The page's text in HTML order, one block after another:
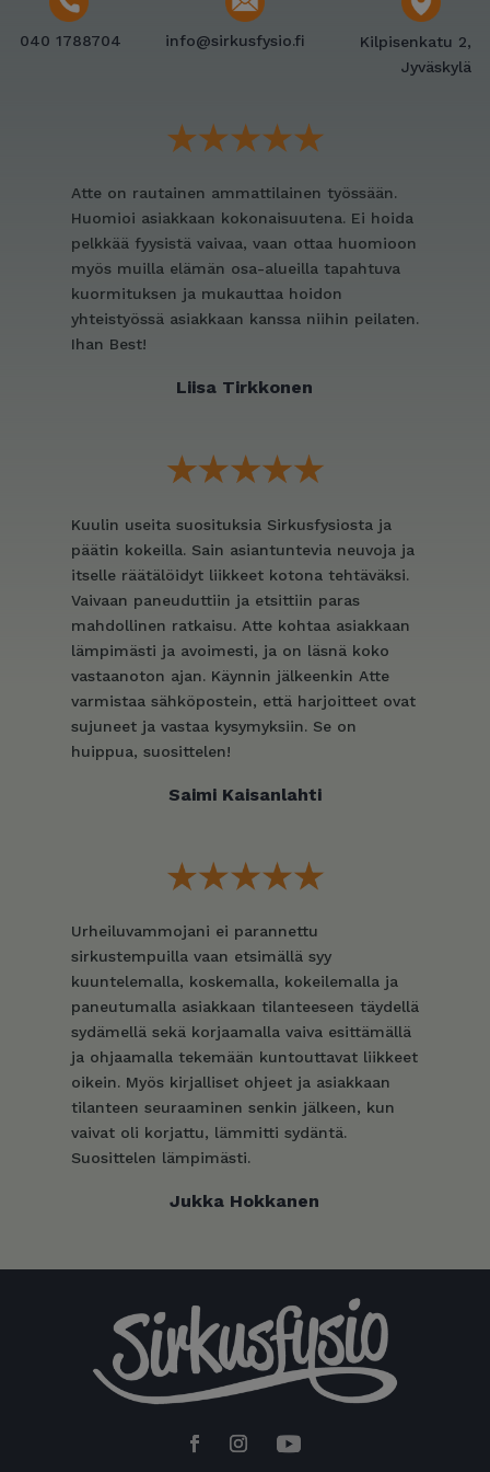
040 1788704 info@sirkusfysio.fi
Kilpisenkatu 2,
Jyväskylä
Atte on rautainen ammattilainen työssään.
Huomioi asiakkaan kokonaisuutena. Ei hoida
pelkkää fyysistä vaivaa, vaan ottaa huomioon
myös muilla elämän osa-alueilla tapahtuva
kuormituksen ja mukauttaa hoidon
yhteistyössä asiakkaan kanssa niihin peilaten.
Ihan Best!
Liisa Tirkkonen
Kuulin useita suosituksia Sirkusfysiosta ja
päätin kokeilla. Sain asiantuntevia neuvoja ja
itselle räätälöidyt liikkeet kotona tehtäväksi.
Vaivaan paneuduttiin ja etsittiin paras
mahdollinen ratkaisu. Atte kohtaa asiakkaan
lämpimästi ja avoimesti, ja on läsnä koko
vastaanoton ajan. Käynnin jälkeenkin Atte
varmistaa sähköpostein, että harjoitteet ovat
sujuneet ja vastaa kysymyksiin. Se on
huippua, suosittelen!
Saimi Kaisanlahti
Urheiluvammojani ei parannettu
sirkustempuilla vaan etsimällä syy
kuuntelemalla, koskemalla, kokeilemalla ja
paneutumalla asiakkaan tilanteeseen täydellä
sydämellä sekä korjaamalla vaiva esittämällä
ja ohjaamalla tekemään kuntouttavat liikkeet
oikein. Myös kirjalliset ohjeet ja asiakkaan
tilanteen seuraaminen senkin jälkeen, kun
vaivat oli korjattu, lämmitti sydäntä.
Suosittelen lämpimästi.
Jukka Hokkanen